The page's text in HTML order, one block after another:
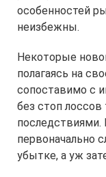
особенностей
неизбежны.
Некоторые
полагаясь на
сопоставимо с
без стоп
первоначально
убытке, а уж